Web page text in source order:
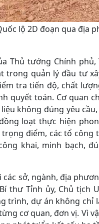
lộ 2D đoạn qua địa
Thủ tướng Chính phủ,
quản lý đầu tư
tra tiến độ, chất
quyết toán. Cơ quan
không đúng yêu
loạt thực hiện
điểm, các tổ
khai, minh bạch,
sở, ngành, địa
thư Tỉnh ủy, Chủ tịch
trình, dự án không chỉ
cơ quan, đơn vị. Vì